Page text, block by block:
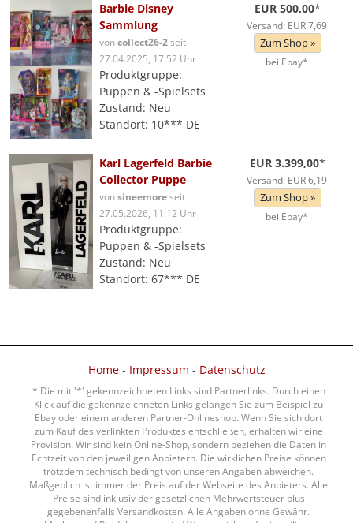
Barbie Disney
Sammlung
voncollect26-2seit
27.04.2025, 17:52 Uhr
Produktgruppe:
Puppen & -Spielsets
Zustand: Neu
Standort: 10*** DE
EUR 500,00*
Versand: EUR 7,69
Zum Shop »
bei Ebay*
Karl Lagerfeld Barbie
Collector Puppe
vonsineemoreseit
27.05.2026, 11:12 Uhr
Produktgruppe:
Puppen & -Spielsets
Zustand: Neu
Standort: 67*** DE
EUR 3.399,00*
Versand: EUR 6,19
Zum Shop »
bei Ebay*
Home- Impressum - Datenschutz
* Die mit '*' gekennzeichneten Links sind Partnerlinks. Durch einen
Klick auf die gekennzeichneten Links gelangen Sie zum Beispiel zu
Ebay oder einem anderen Partner-Onlineshop. Wenn Sie sich dort
zum Kauf des verlinkten Produktes entschließen, erhalten wir eine
Provision. Wir sind kein Online-Shop, sondern beziehen die Daten in
Echtzeit von den jeweiligen Anbietern. Die wirklichen Preise können
trotzdem technisch bedingt von unseren Angaben abweichen.
Maßgeblich ist immer der Preis auf der Webseite des Anbieters. Alle
Preise sind inklusiv der gesetzlichen Mehrwertsteuer plus
gegebenenfalls Versandkosten. Alle Angaben ohne Gewähr.